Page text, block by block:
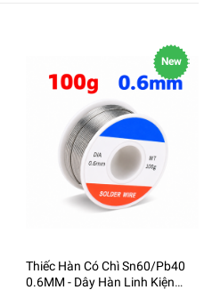
New
Thiếc Hàn Có Chì Sn60/Pb40
0.6MM - Dây Hàn Linh Kiện